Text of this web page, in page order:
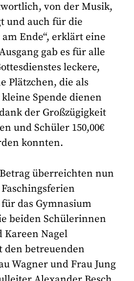
von der Musik,
und auch für die
Ende“, erklärt eine
gab es für alle
leckere,
Plätzchen, die als
Spende dienen
der Großzügigkeit
und Schüler 150,00€
konnten.
überreichten nun
das Gymnasium
beiden Schülerinnen
Kareen Nagel
den betreuenden
Wagner und Frau Jung